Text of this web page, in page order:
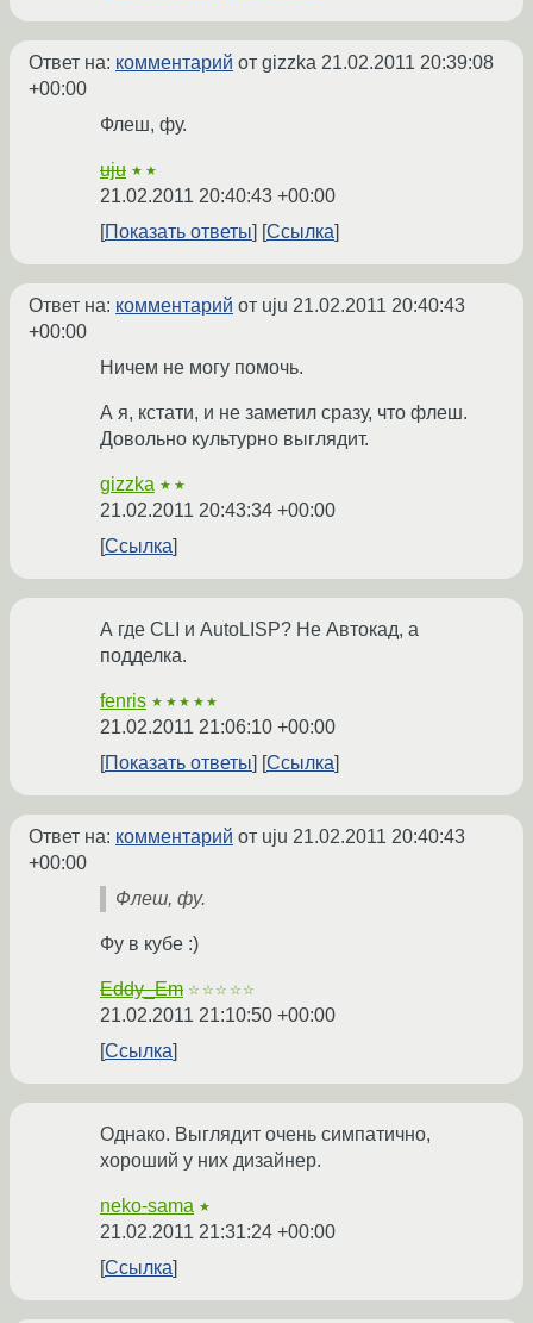
Ответ на: комментарий от gizzka 21.02.2011 20:39:08
+00:00
Флеш, фу.
uju ★★
21.02.2011 20:40:43 +00:00
Показать ответы
Ссылка
Ответ на: комментарий от uju 21.02.2011 20:40:43
+00:00
Ничем не могу помочь.
А я, кстати, и не заметил сразу, что флеш.
Довольно культурно выглядит.
gizzka ★★
21.02.2011 20:43:34 +00:00
Ссылка
А где CLI и AutoLISP? Не Автокад, а
подделка.
fenris ★★★★★
21.02.2011 21:06:10 +00:00
Показать ответы
Ссылка
Ответ на: комментарий от uju 21.02.2011 20:40:43
+00:00
Флеш, фу.
Фу в кубе :)
Eddy_Em ☆☆☆☆☆
21.02.2011 21:10:50 +00:00
Ссылка
Однако. Выглядит очень симпатично,
хороший у них дизайнер.
neko-sama ★
21.02.2011 21:31:24 +00:00
Ссылка